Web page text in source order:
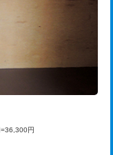
11,000円~
55,000円
8,800円
11,000円
33,000円
円